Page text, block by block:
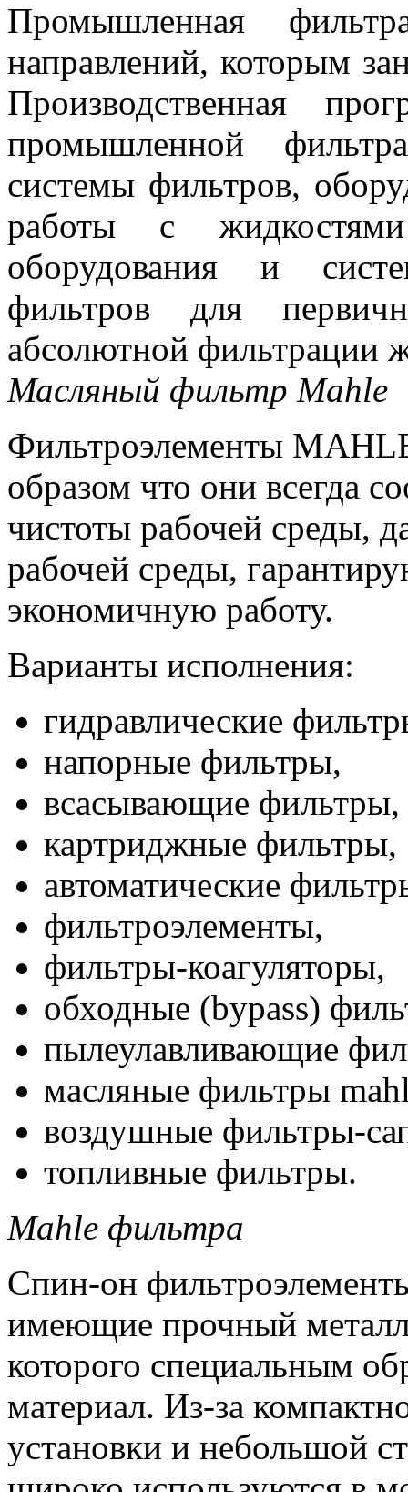
Промышленная
направлений, которым
Производственная
промышленной
системы фильтров,
работы с
оборудования и
фильтров для
абсолютной фильтрации
Масляный фильтр Mahle
Фильтроэлементы
образом что они всегда
чистоты рабочей среды,
рабочей среды,
экономичную работу.
Варианты исполнения:
гидравлические
напорные фильтры,
всасывающие фильтры,
картриджные фильтры,
автоматические
фильтроэлементы,
фильтры-коагуляторы,
обходные (bypass)
пылеулавливающие
масляные фильтры
воздушные фильтры-
топливные фильтры.
Mahle фильтра
Спин-он
имеющие прочный
которого специальным
материал. Из-за
установки и небольшой